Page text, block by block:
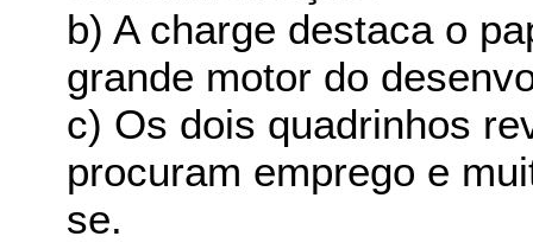
b) A charge destaca o
grande motor do
c) Os dois quadrinhos
procuram emprego e
se.